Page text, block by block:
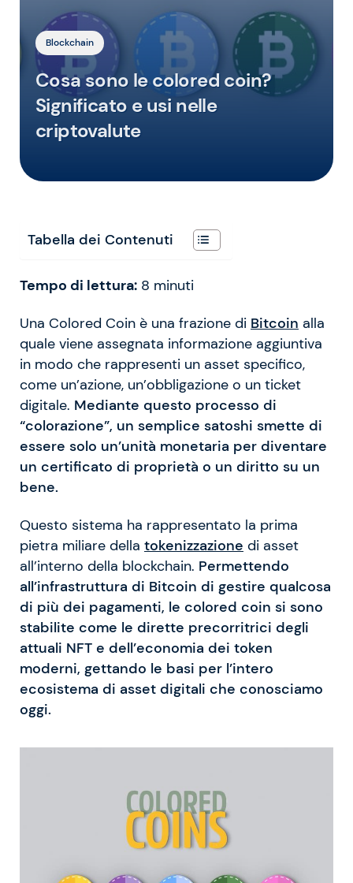
Blockchain
Cosa sono le colored coin?
Significato e usi nelle
criptovalute
Tabella dei Contenuti
Tempo di lettura: 8 minuti
Una Colored Coin è una frazione di Bitcoin alla
quale viene assegnata informazione aggiuntiva
in modo che rappresenti un asset specifico,
come un’azione, un’obbligazione o un ticket
digitale. Mediante questo processo di
“colorazione”, un semplice satoshi smette di
essere solo un’unità monetaria per diventare
un certificato di proprietà o un diritto su un
bene.
Questo sistema ha rappresentato la prima
pietra miliare della tokenizzazione di asset
all’interno della blockchain. Permettendo
all’infrastruttura di Bitcoin di gestire qualcosa
di più dei pagamenti, le colored coin si sono
stabilite come le dirette precorritrici degli
attuali NFT e dell’economia dei token
moderni, gettando le basi per l’intero
ecosistema di asset digitali che conosciamo
oggi.